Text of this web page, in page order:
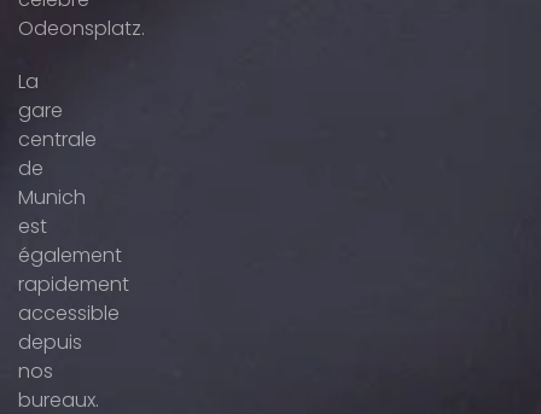
Odeonsplatz.
La
gare
centrale
de
Munich
est
également
rapidement
accessible
depuis
nos
bureaux.